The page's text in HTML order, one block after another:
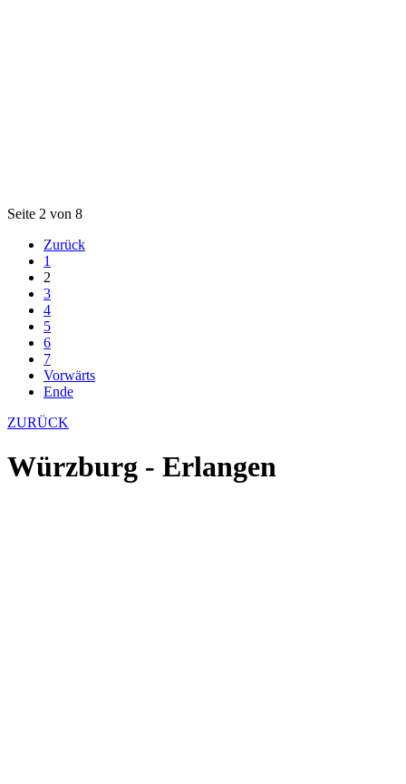
Seite 2 von 8
Zurück
1
2
3
4
5
6
7
Vorwärts
Ende
ZURÜCK
Würzburg - Erlangen